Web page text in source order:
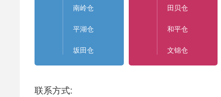
南岭仓
平湖仓
坂田仓
田贝仓
和平仓
文锦仓
联系方式: